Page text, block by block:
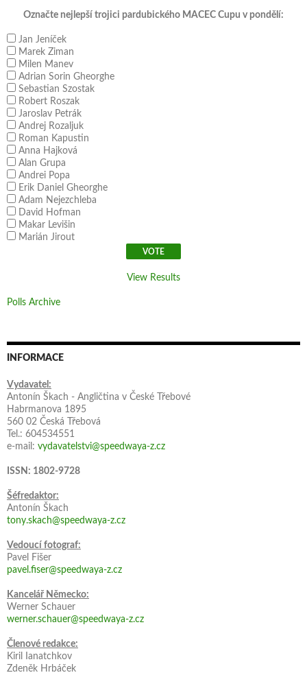
Označte nejlepší trojici pardubického MACEC Cupu v pondělí:
Jan Jeníček
Marek Ziman
Milen Manev
Adrian Sorin Gheorghe
Sebastian Szostak
Robert Roszak
Jaroslav Petrák
Andrej Rozaljuk
Roman Kapustin
Anna Hajková
Alan Grupa
Andrei Popa
Erik Daniel Gheorghe
Adam Nejezchleba
David Hofman
Makar Levišin
Marián Jirout
View Results
Polls Archive
INFORMACE
Vydavatel:
Antonín Škach - Angličtina v České Třebové
Habrmanova 1895
560 02 Česká Třebová
Tel.: 604534551
e-mail: vydavatelstvi@speedwaya-z.cz
ISSN: 1802-9728
Šéfredaktor:
Antonín Škach
tony.skach@speedwaya-z.cz
Vedoucí fotograf:
Pavel Fišer
pavel.fiser@speedwaya-z.cz
Kancelář Německo:
Werner Schauer
werner.schauer@speedwaya-z.cz
Členové redakce:
Kiril Ianatchkov
Zdeněk Hrbáček